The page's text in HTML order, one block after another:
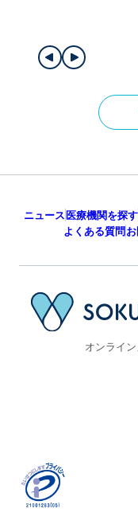
ニュース医療機関を探す
よくある質問
オンライ